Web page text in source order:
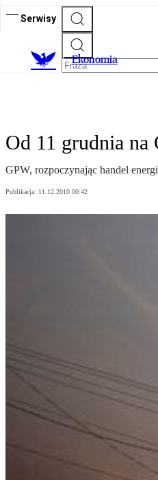
Serwisy
Ekonomia
Od 11 grudnia na
GPW, rozpoczynając handel
Publikacja: 11.12.2010 00:42